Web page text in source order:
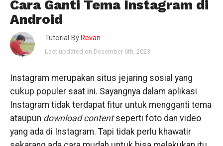
Cara Ganti Tema Instagram di
Android
Tutorial By Revan
Last updated on Desember 6th, 2023
Instagram merupakan situs jejaring sosial yang
cukup populer saat ini. Sayangnya dalam aplikasi
Instagram tidak terdapat fitur untuk mengganti tema
ataupun download contentseperti foto dan video
yang ada di Instagram. Tapi tidak perlu khawatir